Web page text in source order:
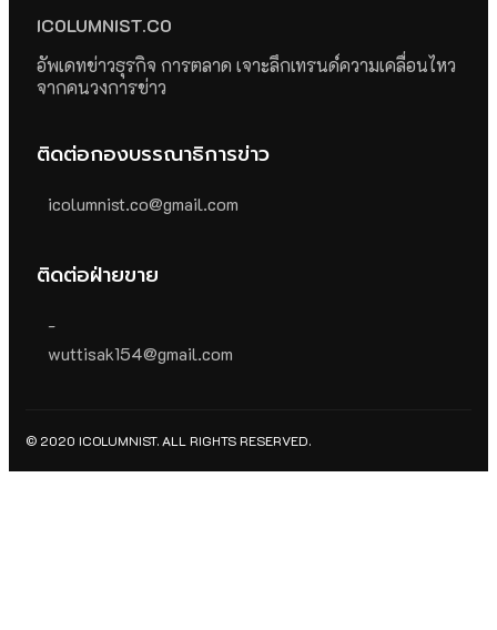
ICOLUMNIST.CO
อัพเดทข่าวธุรกิจ การตลาด เจาะลึกเทรนด์ความเคลื่อนไหว
จากคนวงการข่าว
ติดต่อกองบรรณาธิการข่าว
icolumnist.co@gmail.com
ติดต่อฝ่ายขาย
-
wuttisak154@gmail.com
© 2020 ICOLUMNIST. ALL RIGHTS RESERVED.